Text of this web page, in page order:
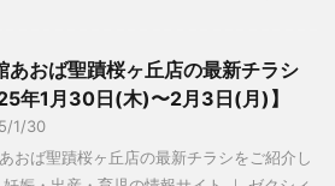
あおば聖蹟桜ヶ丘店の最新チラシ
年1月30日(木)〜2月3日(月)】
1/30
おば聖蹟桜ヶ丘店の最新チラシをご紹介し